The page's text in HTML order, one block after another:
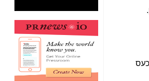
האם ביבי כשר
תקשורת עזר לקב'
בזק? -כאן
מה מקור ה-Fake
News שהביא לתפירת
תיק לביבי והעלמת
החשודים הנכונים -כאן